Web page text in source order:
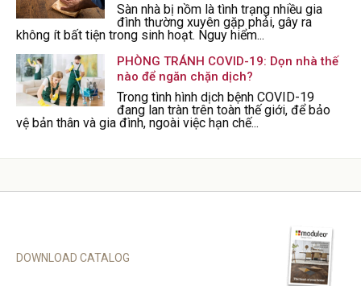
Sàn nhà bị nồm là tình trạng nhiều gia
đình thường xuyên gặp phải, gây ra
không ít bất tiện trong sinh hoạt. Nguy hiểm...
PHÒNG TRÁNH COVID-19: Dọn nhà thế
nào để ngăn chặn dịch?
Trong tình hình dịch bệnh COVID-19
đang lan tràn trên toàn thế giới, để bảo
vệ bản thân và gia đình, ngoài việc hạn chế...
DOWNLOAD CATALOG